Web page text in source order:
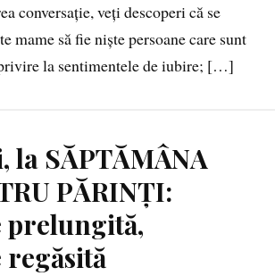
conversație, veți descoperi că se
mame să fie niște persoane care sunt
la sentimentele de iubire; […]
SĂPTĂMÂNA
PĂRINȚI:
prelungită,